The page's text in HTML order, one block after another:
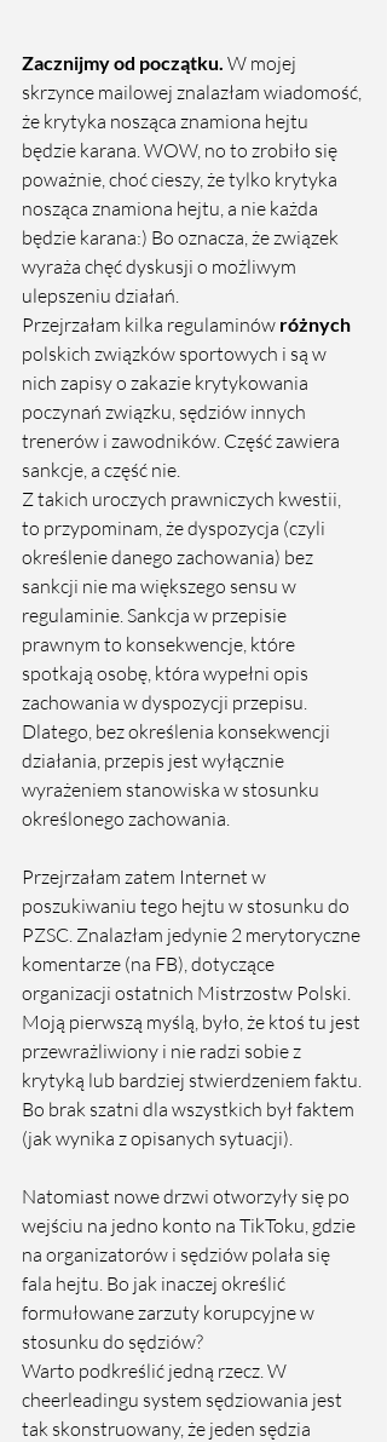
Zacznijmy od początku. W mojej
skrzynce mailowej znalazłam wiadomość,
że krytyka nosząca znamiona hejtu
będzie karana. WOW, no to zrobiło się
poważnie, choć cieszy, że tylko krytyka
nosząca znamiona hejtu, a nie każda
będzie karana:) Bo oznacza, że związek
wyraża chęć dyskusji o możliwym
ulepszeniu działań.
Przejrzałam kilka regulaminów różnych
polskich związków sportowych i są w
nich zapisy o zakazie krytykowania
poczynań związku, sędziów innych
trenerów i zawodników. Część zawiera
sankcje, a część nie.
Z takich uroczych prawniczych kwestii,
to przypominam, że dyspozycja (czyli
określenie danego zachowania) bez
sankcji nie ma większego sensu w
regulaminie. Sankcja w przepisie
prawnym to konsekwencje, które
spotkają osobę, która wypełni opis
zachowania w dyspozycji przepisu.
Dlatego, bez określenia konsekwencji
działania, przepis jest wyłącznie
wyrażeniem stanowiska w stosunku
określonego zachowania.
Przejrzałam zatem Internet w
poszukiwaniu tego hejtu w stosunku do
PZSC. Znalazłam jedynie 2 merytoryczne
komentarze (na FB), dotyczące
organizacji ostatnich Mistrzostw Polski.
Moją pierwszą myślą, było, że ktoś tu jest
przewrażliwiony i nie radzi sobie z
krytyką lub bardziej stwierdzeniem faktu.
Bo brak szatni dla wszystkich był faktem
(jak wynika z opisanych sytuacji).
Natomiast nowe drzwi otworzyły się po
wejściu na jedno konto na TikToku, gdzie
na organizatorów i sędziów polała się
fala hejtu. Bo jak inaczej określić
formułowane zarzuty korupcyjne w
stosunku do sędziów?
Warto podkreślić jedną rzecz. W
cheerleadingu system sędziowania jest
tak skonstruowany, że jeden sędzia